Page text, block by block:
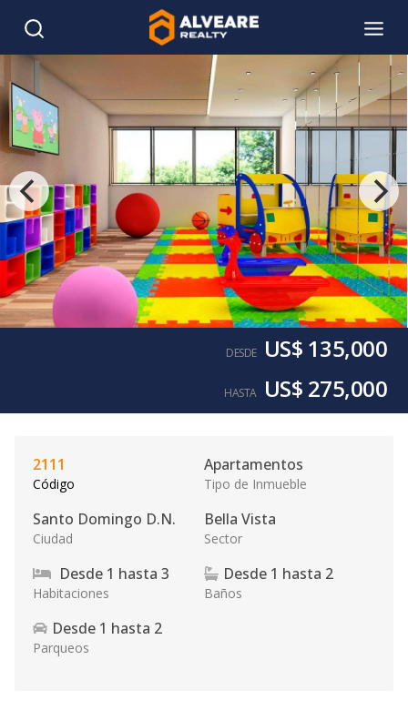
DESDE US$ 135,000
HASTA US$ 275,000
2111
Código
Apartamentos
Tipo de Inmueble
Santo Domingo D.N.
Ciudad
Bella Vista
Sector
Desde 1 hasta 3
Habitaciones
Desde 1 hasta 2
Baños
Desde 1 hasta 2
Parqueos